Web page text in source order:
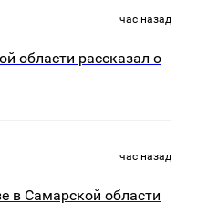
час назад
области рассказал о
час назад
в Самарской области